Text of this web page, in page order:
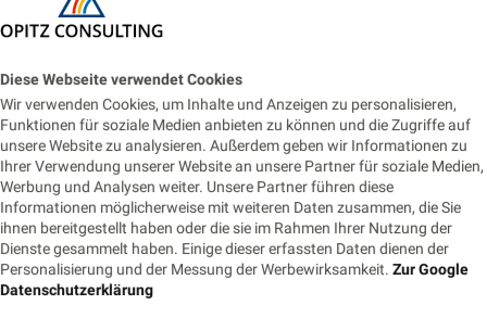
Diese Webseite verwendet Cookies
Wir verwenden Cookies, um Inhalte und Anzeigen zu personalisieren,
Funktionen für soziale Medien anbieten zu können und die Zugriffe auf
unsere Website zu analysieren. Außerdem geben wir Informationen zu
Ihrer Verwendung unserer Website an unsere Partner für soziale Medien,
Werbung und Analysen weiter. Unsere Partner führen diese
Informationen möglicherweise mit weiteren Daten zusammen, die Sie
ihnen bereitgestellt haben oder die sie im Rahmen Ihrer Nutzung der
Dienste gesammelt haben. Einige dieser erfassten Daten dienen der
Personalisierung und der Messung der Werbewirksamkeit. Zur Google
Datenschutzerklärung
Kein regulärer Wartungssupport mehr seit
Juni 2024.
Keine neuen Hardware-Treiber oder
Features.
Sicherheitsrisiken steigen, wenn kein ELS
gebucht wird.